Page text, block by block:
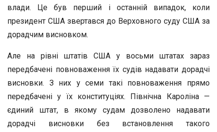
влади. Це був перший і останній випадок, коли
президент США звертався до Верховного суду США за
дорадчим висновком.
Але на рівні штатів США у восьми штатах зараз
передбачені повноваження їх судів надавати дорадчі
висновки. З них у семи такі повноваження прямо
передбачені у їх конституціях. Північна Кароліна —
єдиний штат, в якому судам дозволено надавати
дорадчі висновки без встановлення такого